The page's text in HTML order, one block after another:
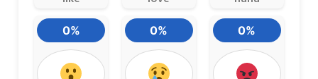
0% 0% 0%